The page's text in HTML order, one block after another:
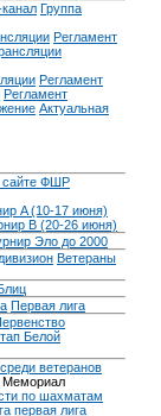
Группа
Регламент
Регламент
Регламент
Актуальная
сайте ФШР
A (10-17 июня)
B (20-26 июня)
Эло до 2000
Ветераны
Первая лига
Белой
ветеранов
Мемориал
по шахматам
первая лига